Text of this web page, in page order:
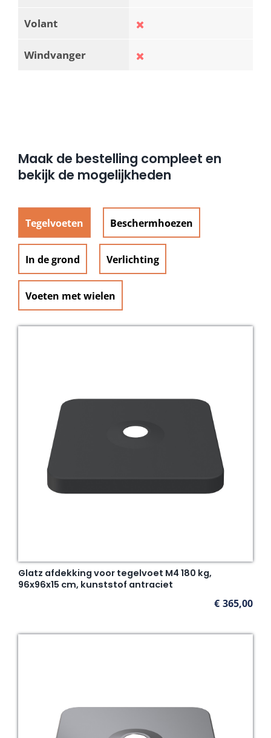
Volant
Windvanger
Maak de bestelling compleet en
bekijk de mogelijkheden
Tegelvoeten Beschermhoezen
In de grond Verlichting
Voeten met wielen
Glatz afdekking voor tegelvoet M4 180 kg,
96x96x15 cm, kunststof antraciet
€ 365,00